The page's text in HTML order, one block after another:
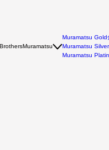
Muramatsu
Muramatsu Gold
Muramatsu
Muramatsu